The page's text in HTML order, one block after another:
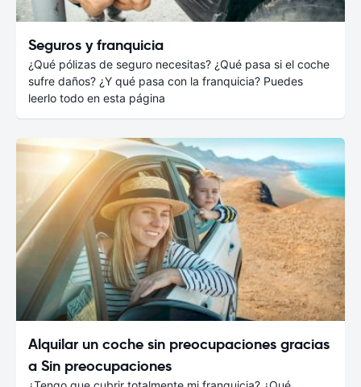
Seguros y franquicia
¿Qué pólizas de seguro necesitas? ¿Qué pasa si el coche
sufre daños? ¿Y qué pasa con la franquicia? Puedes
leerlo todo en esta página
Alquilar un coche sin preocupaciones gracias
a Sin preocupaciones